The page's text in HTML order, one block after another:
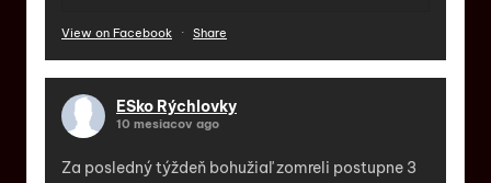
View on Facebook · Share
ESko Rýchlovky
10 mesiacov ago
Za posledný týždeň bohužiaľ zomreli postupne 3